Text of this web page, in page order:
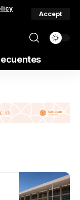
Accept